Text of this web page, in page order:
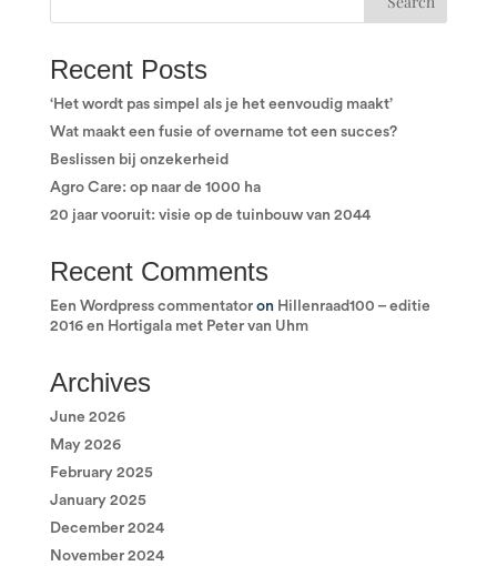
Recent Posts
‘Het wordt pas simpel als je het eenvoudig maakt’
Wat maakt een fusie of overname tot een succes?
Beslissen bij onzekerheid
Agro Care: op naar de 1000 ha
20 jaar vooruit: visie op de tuinbouw van 2044
Recent Comments
Een Wordpress commentatoron Hillenraad100 – editie
2016 en Hortigala met Peter van Uhm
Archives
June 2026
May 2026
February 2025
January 2025
December 2024
November 2024